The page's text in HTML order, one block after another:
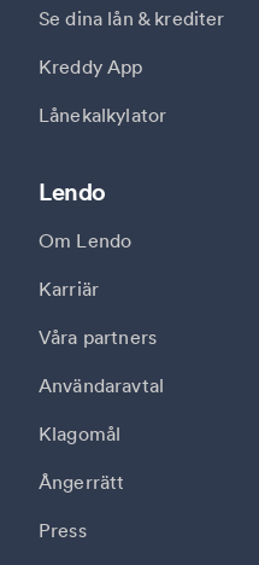
Se dina lån & krediter
Kreddy App
Lånekalkylator
Lendo
Om Lendo
Karriär
Våra partners
Användaravtal
Klagomål
Ångerrätt
Press